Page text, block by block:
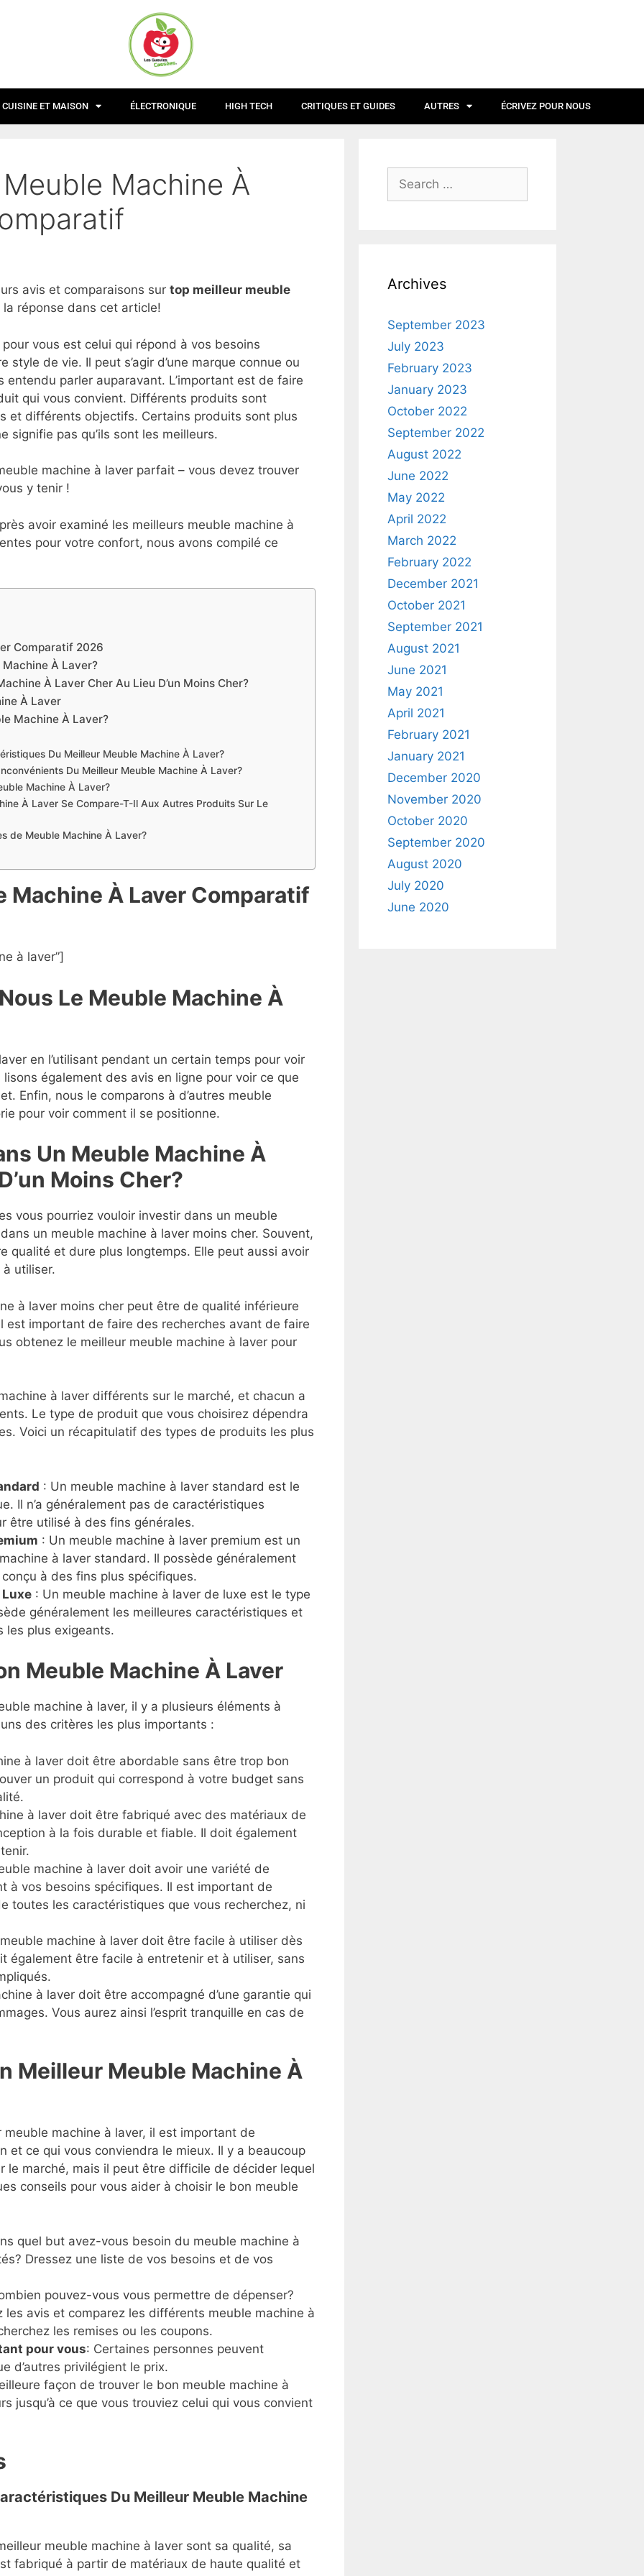
CUISINE ET MAISON ÉLECTRONIQUE HIGH TECH CRITIQUES ET GUIDES AUTRES ÉCRIVEZ POUR NOUS
Machine À
avis et comparaisons sur top meilleur meuble
la réponse dans cet article!
vous est celui qui répond à vos besoins
de vie. Il peut s’agir d’une marque connue ou
entendu parler auparavant. L’important est de faire
qui vous convient. Différents produits sont
et différents objectifs. Certains produits sont plus
signifie pas qu’ils sont les meilleurs.
machine à laver parfait – vous devez trouver
y tenir !
avoir examiné les meilleurs meuble machine à
pour votre confort, nous avons compilé ce
Comparatif 2026
À Laver?
À Laver Cher Au Lieu D’un Moins Cher?
À Laver
Machine À Laver?
Du Meilleur Meuble Machine À Laver?
Du Meilleur Meuble Machine À Laver?
Machine À Laver?
À Laver Se Compare-T-Il Aux Autres Produits Sur Le
de Meuble Machine À Laver?
Machine À Laver Comparatif
à laver”]
Le Meuble Machine À
en l’utilisant pendant un certain temps pour voir
également des avis en ligne pour voir ce que
Enfin, nous le comparons à d’autres meuble
pour voir comment il se positionne.
Un Meuble Machine À
Moins Cher?
vous pourriez vouloir investir dans un meuble
un meuble machine à laver moins cher. Souvent,
qualité et dure plus longtemps. Elle peut aussi avoir
utiliser.
à laver moins cher peut être de qualité inférieure
est important de faire des recherches avant de faire
obtenez le meilleur meuble machine à laver pour
à laver différents sur le marché, et chacun a
Le type de produit que vous choisirez dépendra
Voici un récapitulatif des types de produits les plus
: Un meuble machine à laver standard est le
Il n’a généralement pas de caractéristiques
être utilisé à des fins générales.
: Un meuble machine à laver premium est un
à laver standard. Il possède généralement
à des fins plus spécifiques.
: Un meuble machine à laver de luxe est le type
généralement les meilleures caractéristiques et
les plus exigeants.
Meuble Machine À Laver
machine à laver, il y a plusieurs éléments à
des critères les plus importants :
à laver doit être abordable sans être trop bon
un produit qui correspond à votre budget sans
à laver doit être fabriqué avec des matériaux de
à la fois durable et fiable. Il doit également
machine à laver doit avoir une variété de
à vos besoins spécifiques. Il est important de
toutes les caractéristiques que vous recherchez, ni
machine à laver doit être facile à utiliser dès
également être facile à entretenir et à utiliser, sans
à laver doit être accompagné d’une garantie qui
Vous aurez ainsi l’esprit tranquille en cas de
Meilleur Meuble Machine À
meuble machine à laver, il est important de
et ce qui vous conviendra le mieux. Il y a beaucoup
le marché, mais il peut être difficile de décider lequel
conseils pour vous aider à choisir le bon meuble
quel but avez-vous besoin du meuble machine à
Dressez une liste de vos besoins et de vos
pouvez-vous vous permettre de dépenser?
les avis et comparez les différents meuble machine à
les remises ou les coupons.
pour vous: Certaines personnes peuvent
d’autres privilégient le prix.
façon de trouver le bon meuble machine à
jusqu’à ce que vous trouviez celui qui vous convient
Du Meilleur Meuble Machine
meuble machine à laver sont sa qualité, sa
fabriqué à partir de matériaux de haute qualité et
Archives
September 2023
July 2023
February 2023
January 2023
October 2022
September 2022
August 2022
June 2022
May 2022
April 2022
March 2022
February 2022
December 2021
October 2021
September 2021
August 2021
June 2021
May 2021
April 2021
February 2021
January 2021
December 2020
November 2020
October 2020
September 2020
August 2020
July 2020
June 2020